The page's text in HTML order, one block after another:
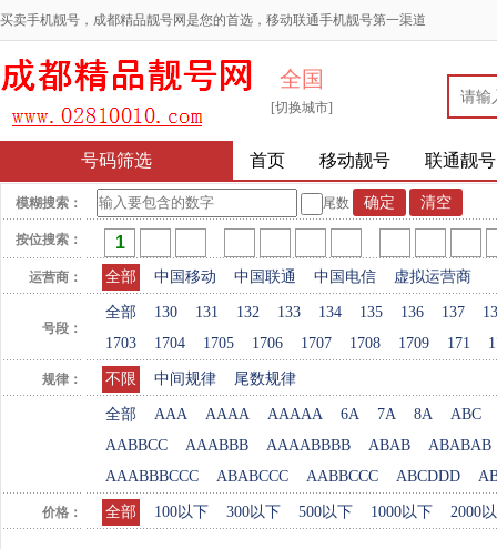
买卖手机靓号，成都精品靓号网是您的首选，移动联通手机靓号第一渠道
全国
[切换城市]
号码筛选 首页 移动靓号 联通靓号
模糊搜索： 尾数
按位搜索：
运营商： 全部 中国移动 中国联通 中国电信 虚拟运营商
号段：
全部 130 131 132 133 134 135 136 137
1703
1704 1705 1706 1707 1708 1709 171
规律： 不限 中间规律 尾数规律
全部 AAA AAAA AAAAA 6A 7A 8A
ABC
AABBCC
AAABBB AAAABBBB ABAB
ABABAB
AAABBBCCC
ABABCCC AABBCCC ABCDDD
价格： 全部 100以下 300以下 500以下 1000以下 2000